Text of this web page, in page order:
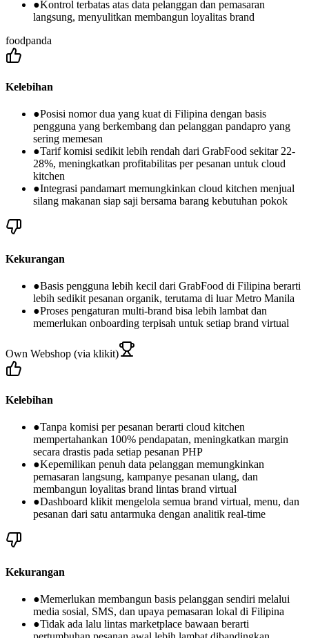
●Kontrol terbatas atas data pelanggan dan pemasaran
langsung, menyulitkan membangun loyalitas brand
foodpanda
Kelebihan
●Posisi nomor dua yang kuat di Filipina dengan basis
pengguna yang berkembang dan pelanggan pandapro yang
sering memesan
●Tarif komisi sedikit lebih rendah dari GrabFood sekitar 22-
28%, meningkatkan profitabilitas per pesanan untuk cloud
kitchen
●Integrasi pandamart memungkinkan cloud kitchen menjual
silang makanan siap saji bersama barang kebutuhan pokok
Kekurangan
●Basis pengguna lebih kecil dari GrabFood di Filipina berarti
lebih sedikit pesanan organik, terutama di luar Metro Manila
●Proses pengaturan multi-brand bisa lebih lambat dan
memerlukan onboarding terpisah untuk setiap brand virtual
Own Webshop (via klikit)
Kelebihan
●Tanpa komisi per pesanan berarti cloud kitchen
mempertahankan 100% pendapatan, meningkatkan margin
secara drastis pada setiap pesanan PHP
●Kepemilikan penuh data pelanggan memungkinkan
pemasaran langsung, kampanye pesanan ulang, dan
membangun loyalitas brand lintas brand virtual
●Dashboard klikit mengelola semua brand virtual, menu, dan
pesanan dari satu antarmuka dengan analitik real-time
Kekurangan
●Memerlukan membangun basis pelanggan sendiri melalui
media sosial, SMS, dan upaya pemasaran lokal di Filipina
●Tidak ada lalu lintas marketplace bawaan berarti